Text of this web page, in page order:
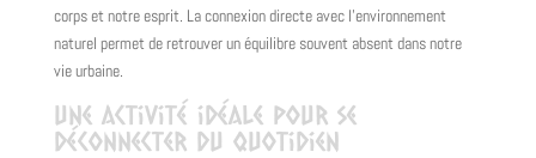
corps et notre esprit. La connexion directe avec l’environnement
naturel permet de retrouver un équilibre souvent absent dans notre
vie urbaine.
Une activité idéale pour se
déconnecter du quotidien